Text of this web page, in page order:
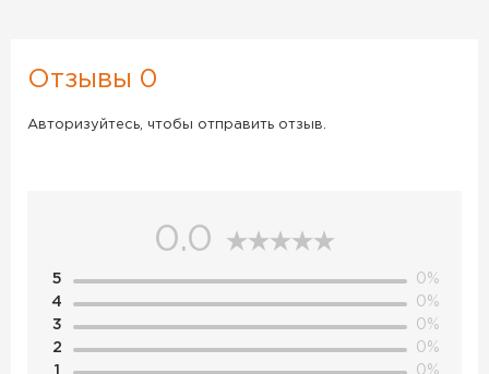
Отзывы 0
Авторизуйтесь, чтобы отправить отзыв.
0.0
5
0%
4
0%
3
0%
2
0%
1
0%